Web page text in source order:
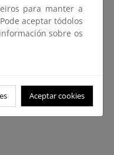
para manter a
aceptar tódolos
sobre os
Aceptar cookies